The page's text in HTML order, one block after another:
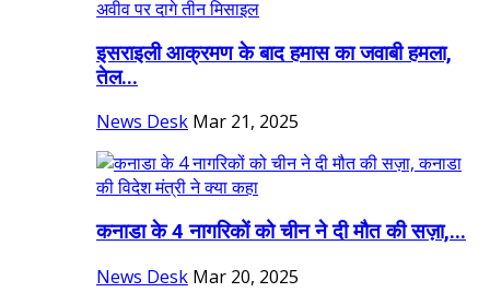
इसराइली आक्रमण के बाद हमास का जवाबी हमला,
तेल...
News Desk Mar 21, 2025
कनाडा के 4 नागरिकों को चीन ने दी मौत की सज़ा,...
News Desk Mar 20, 2025